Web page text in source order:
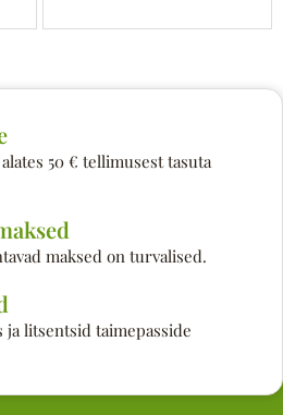
50 € tellimusest tasuta
maksed on turvalised.
ja litsentsid taimepasside